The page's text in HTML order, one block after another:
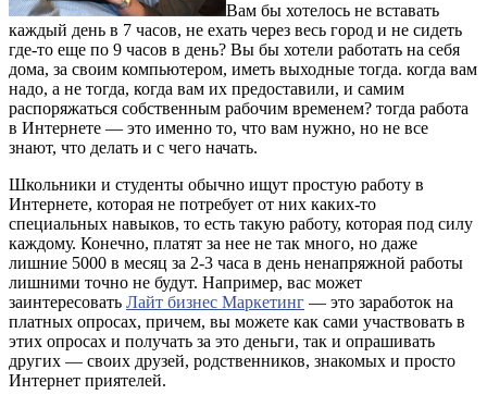
Вам бы хотелось не вставать
каждый день в 7 часов, не ехать через весь город и не сидеть
где-то еще по 9 часов в день? Вы бы хотели работать на себя
дома, за своим компьютером, иметь выходные тогда. когда вам
надо, а не тогда, когда вам их предоставили, и самим
распоряжаться собственным рабочим временем? тогда работа
в Интернете — это именно то, что вам нужно, но не все
знают, что делать и с чего начать.
Школьники и студенты обычно ищут простую работу в
Интернете, которая не потребует от них каких-то
специальных навыков, то есть такую работу, которая под силу
каждому. Конечно, платят за нее не так много, но даже
лишние 5000 в месяц за 2-3 часа в день ненапряжной работы
лишними точно не будут. Например, вас может
заинтересовать Лайт бизнес Маркетинг — это заработок на
платных опросах, причем, вы можете как сами участвовать в
этих опросах и получать за это деньги, так и опрашивать
других — своих друзей, родственников, знакомых и просто
Интернет приятелей.